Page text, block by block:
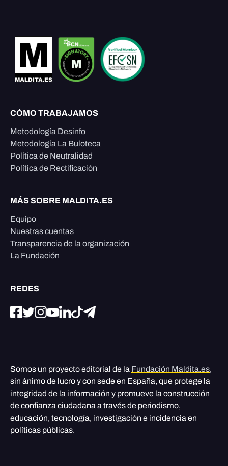
CÓMO TRABAJAMOS
Metodología Desinfo
Metodología La Buloteca
Política de Neutralidad
Política de Rectificación
MÁS SOBRE MALDITA.ES
Equipo
Nuestras cuentas
Transparencia de la organización
La Fundación
REDES
Somos un proyecto editorial de la Fundación Maldita.es,
sin ánimo de lucro y con sede en España, que protege la
integridad de la información y promueve la construcción
de confianza ciudadana a través de periodismo,
educación, tecnología, investigación e incidencia en
políticas públicas.